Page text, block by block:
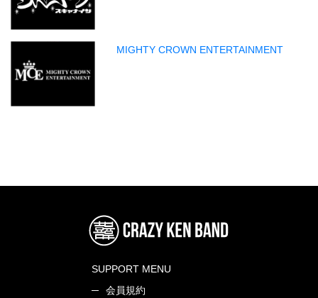
MIGHTY CROWN ENTERTAINMENT
SUPPORT MENU
会員規約